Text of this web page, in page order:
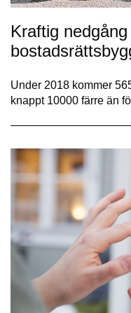
Kraftig nedgång
Under 2018 kommer
knappt 10000 färre än